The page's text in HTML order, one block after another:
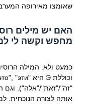
שאומצו מאירופה
מחפש וקשה לי
כמעט ולא. המילה
"זה"/"זאת"/"אלה"). וגם
אותה לצורה הנוכחית.